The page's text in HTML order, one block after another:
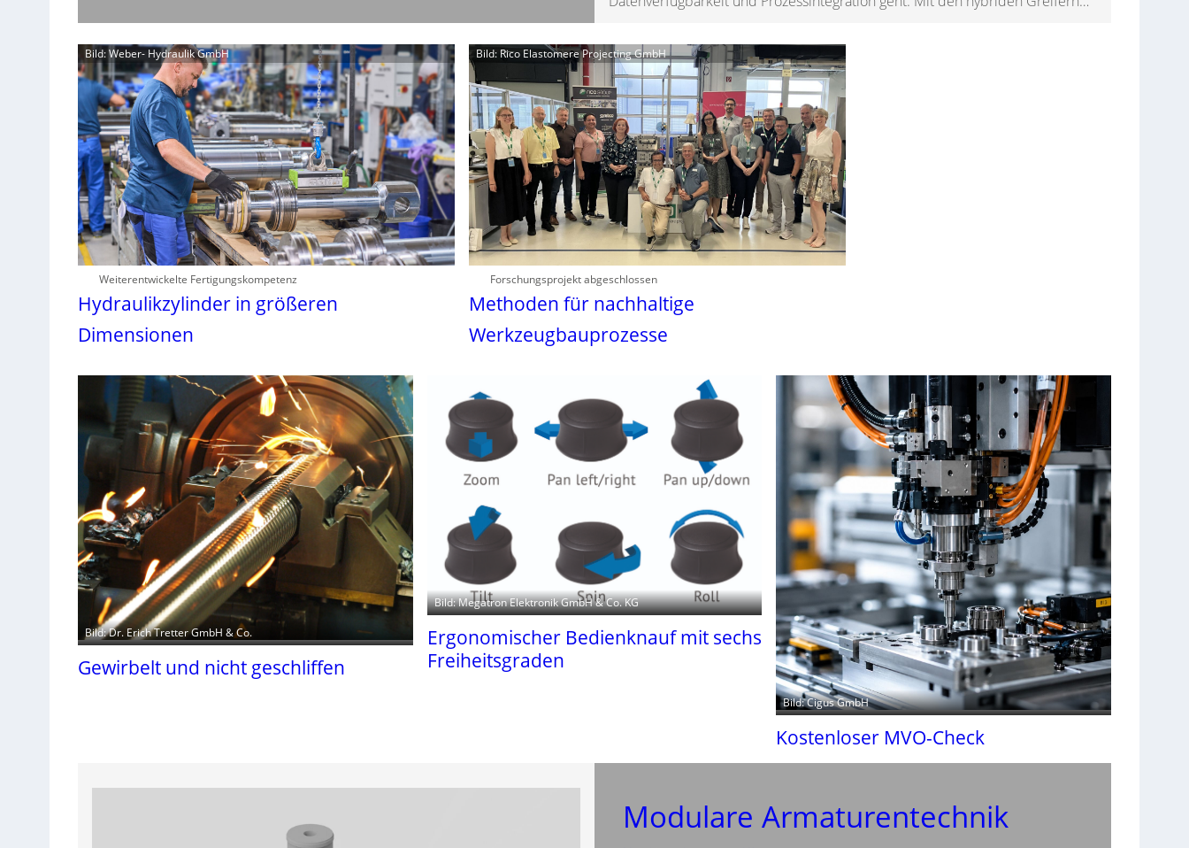
Bild: Weber- Hydraulik GmbH
Weiterentwickelte Fertigungskompetenz
Hydraulikzylinder in größeren
Dimensionen
Bild: Rico Elastomere Projecting GmbH
Forschungsprojekt abgeschlossen
Methoden für nachhaltige
Werkzeugbauprozesse
Bild: Dr. Erich Tretter GmbH & Co.
Gewirbelt und nicht geschliffen
Bild: Megatron Elektronik GmbH & Co. KG
Ergonomischer Bedienknauf mit sechs
Freiheitsgraden
Bild: Cigus GmbH
Kostenloser MVO-Check
Modulare Armaturentechnik